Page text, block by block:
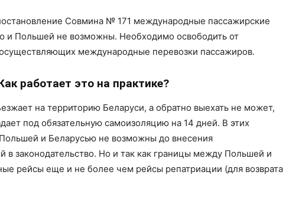
Совмина № 171 международные пассажирские
и Польшей не возможны. Необходимо освободить от
международные перевозки пассажиров.
работает это на практике?
на территорию Беларуси, а обратно выехать не может,
под обязательную самоизоляцию на 14 дней. В этих
и Беларусью не возможны до внесения
в законодательство. Но и так как границы между Польшей и
рейсы еще и не более чем рейсы репатриации (для возврата